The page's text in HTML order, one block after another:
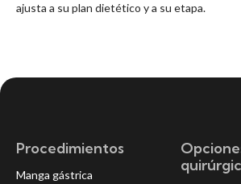
ajusta a su plan dietético y a su etapa.
Procedimientos
Manga gástrica